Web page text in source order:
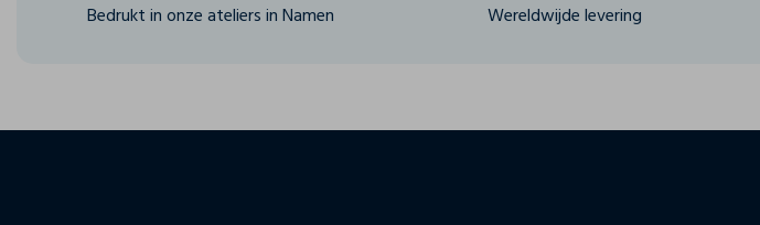
Bedrukt in onze ateliers in Namen Wereldwijde levering